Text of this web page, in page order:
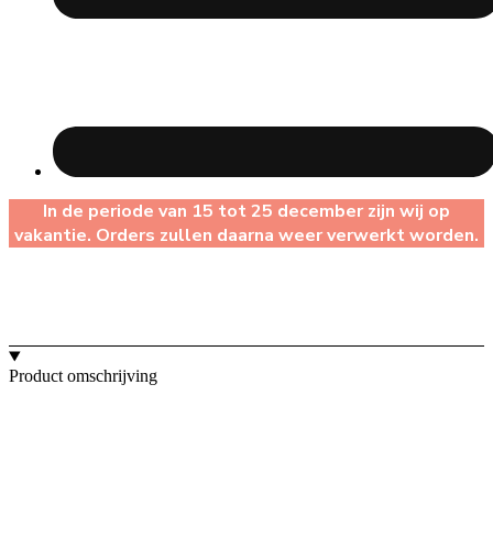
In de periode van 15 tot 25 december zijn wij op
vakantie. Orders zullen daarna weer verwerkt worden.
Product omschrijving